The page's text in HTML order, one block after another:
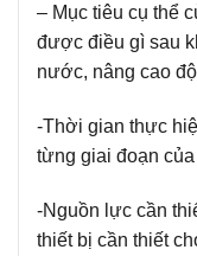
– Mục tiêu cụ thể
được điều gì sau
nước, nâng cao
-Thời gian thực
từng giai đoạn
-Nguồn lực cần
thiết bị cần thiết